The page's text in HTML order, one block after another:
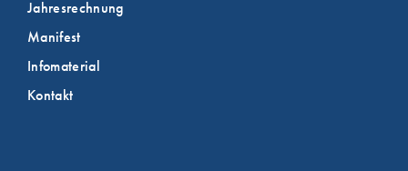
Jahresrechnung
Manifest
Infomaterial
Kontakt